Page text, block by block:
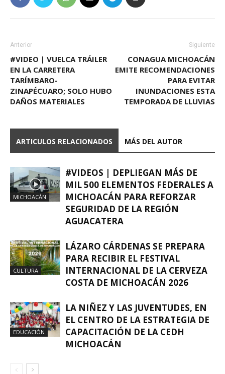
Anterior
#VIDEO | VUELCA TRÁILER
EN LA CARRETERA
TARÍMBARO-
ZINAPÉCUARO; SOLO HUBO
DAÑOS MATERIALES
Siguiente
CONAGUA MICHOACÁN
EMITE RECOMENDACIONES
PARA EVITAR
INUNDACIONES ESTA
TEMPORADA DE LLUVIAS
ARTICULOS RELACIONADOS MÁS DEL AUTOR
MICHOACÁN
#VIDEOS | DEPLIEGAN MÁS DE
MIL 500 ELEMENTOS FEDERALES A
MICHOACÁN PARA REFORZAR
SEGURIDAD DE LA REGIÓN
AGUACATERA
CULTURA
LÁZARO CÁRDENAS SE PREPARA
PARA RECIBIR EL FESTIVAL
INTERNACIONAL DE LA CERVEZA
COSTA DE MICHOACÁN 2026
EDUCACIÓN
LA NIÑEZ Y LAS JUVENTUDES, EN
EL CENTRO DE LA ESTRATEGIA DE
CAPACITACIÓN DE LA CEDH
MICHOACÁN